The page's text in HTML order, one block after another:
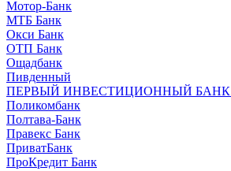
Мотор-Банк
МТБ Банк
Окси Банк
ОТП Банк
Ощадбанк
Пивденный
ПЕРВЫЙ ИНВЕСТИЦИОННЫЙ БАНК
Поликомбанк
Полтава-Банк
Правекс Банк
ПриватБанк
ПроКредит Банк